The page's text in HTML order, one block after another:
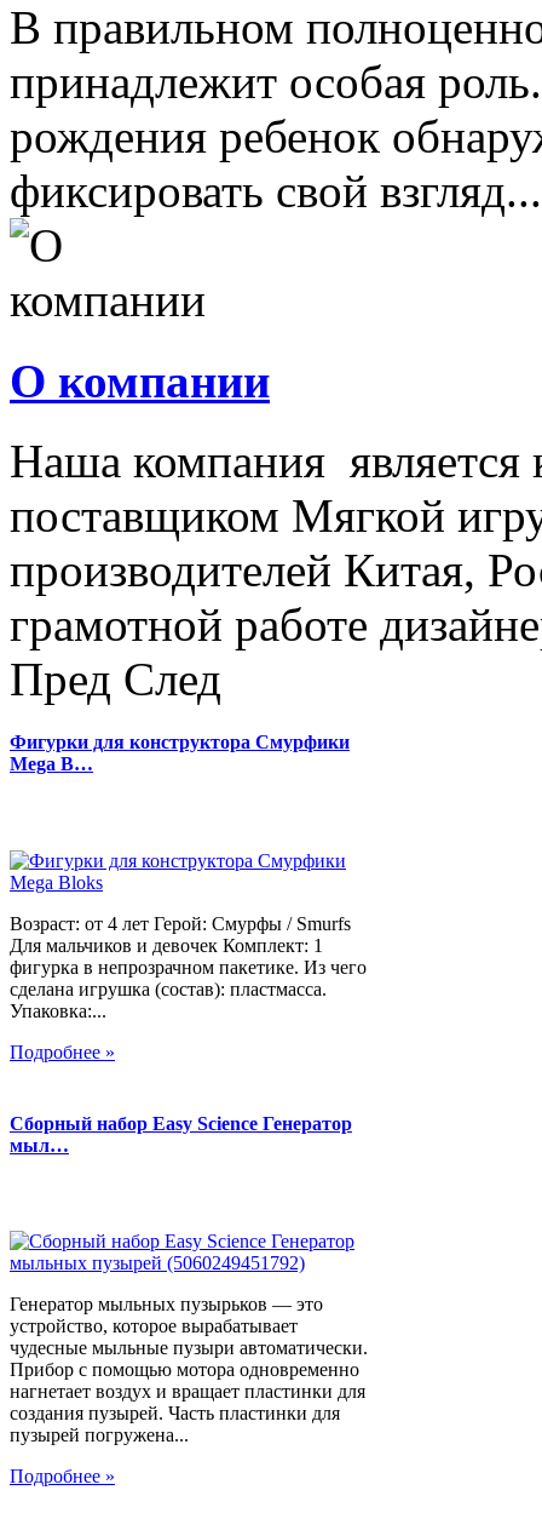
В правильном
принадлежит особая
рождения ребенок
фиксировать свой взгляд...
О компании
Наша компания
поставщиком Мягкой
производителей Китая,
грамотной работе
Пред След
Фигурки для конструктора Смурфики
Mega B…
Возраст: от 4 лет Герой: Смурфы / Smurfs
Для мальчиков и девочек Комплект: 1
фигурка в непрозрачном пакетике. Из чего
сделана игрушка (состав): пластмасса.
Упаковка:...
Подробнее »
Сборный набор Easy Science Генератор
мыл…
Генератор мыльных пузырьков — это
устройство, которое вырабатывает
чудесные мыльные пузыри автоматически.
Прибор с помощью мотора одновременно
нагнетает воздух и вращает пластинки для
создания пузырей. Часть пластинки для
пузырей погружена...
Подробнее »